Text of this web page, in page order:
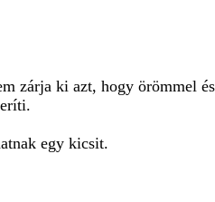
zárja ki azt, hogy örömmel
egy kicsit.